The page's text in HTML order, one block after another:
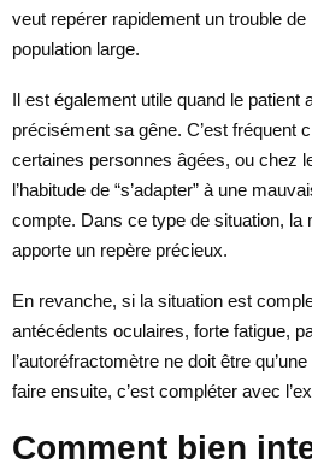
veut repérer rapidement un trouble
population large.
Il est également utile quand le patient
précisément sa gêne. C’est fréquent
certaines personnes âgées, ou chez
l’habitude de “s’adapter” à une
compte. Dans ce type de situation, la
apporte un repère précieux.
En revanche, si la situation est
antécédents oculaires, forte fatigue,
l’autoréfractomètre ne doit être
faire ensuite, c’est compléter avec
Comment bien